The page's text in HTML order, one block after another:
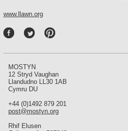
www.llawn.org
ere
MOSTYN
12 Stryd Vaughan
Llandudno LL30 1AB
Cymru DU
+44 (0)1492 879 201
post@mostyn.org
Rhif Elusen